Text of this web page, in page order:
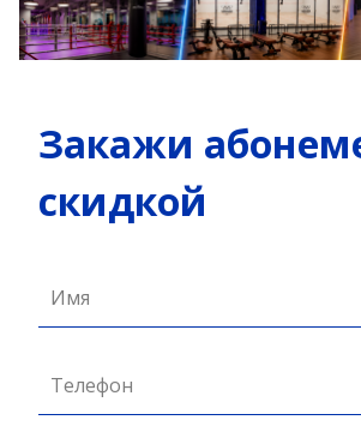
Закажи
скидкой
Имя
Телефон